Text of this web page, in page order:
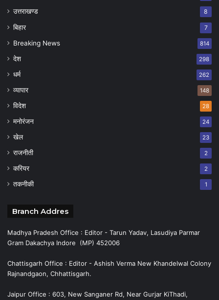
उत्तराखण्ड 8
बिहार 7
Breaking News 814
देश 298
धर्म 262
व्यापार 148
विदेश 28
मनोरंजन 24
खेल 23
राजनीती 2
करियर 2
तकनीकी 1
Branch Addres
Madhya Pradesh Office : Editor - Tarun Yadav, Lasudiya Parmar
Gram Dakachya Indore (MP) 452006
Chattisgarh Office : Editor - Ashish Verma New Khandelwal Colony
Rajnandgaon, Chhattisgarh.
Jaipur Office : 603, New Sanganer Rd, Near Gurjar KiThadi,